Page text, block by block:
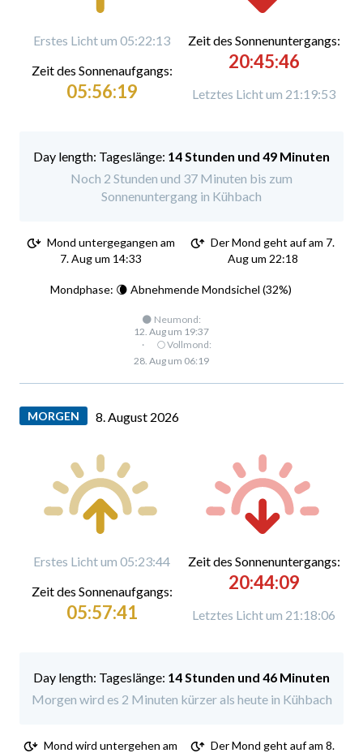
Erstes Licht um 05:22:13
Zeit des Sonnenaufgangs:
05:56:19
Zeit des Sonnenuntergangs:
20:45:46
Letztes Licht um 21:19:53
Tageslänge: 14 Stunden und 49 Minuten
Noch 2 Stunden und 37 Minuten bis zum
Sonnenuntergang in Kühbach
Mond untergegangen am
7. Aug um 14:33
Der Mond geht auf am 7.
Aug um 22:18
Mondphase: 🌘 Abnehmende Mondsichel (32%)
🌑 Neumond:
12. Aug um 19:37
·
🌕 Vollmond:
28. Aug um 06:19
MORGEN 8. August 2026
Erstes Licht um 05:23:44
Zeit des Sonnenaufgangs:
05:57:41
Zeit des Sonnenuntergangs:
20:44:09
Letztes Licht um 21:18:06
Tageslänge: 14 Stunden und 46 Minuten
Morgen wird es 2 Minuten kürzer als heute in Kühbach
Mond wird untergehen am
Der Mond geht auf am 8.